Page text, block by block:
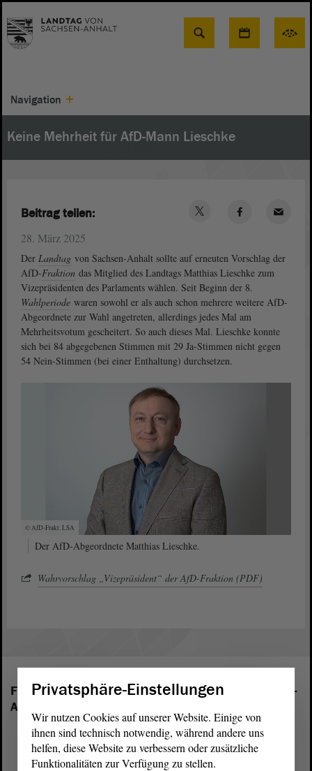
Suche
Navigation
Keine Mehrheit für AfD-Mann Lieschke
28. März 2025
Der Landtag von Sachsen-Anhalt sollte auf erneuten Vorschlag der
AfD-Fraktion das Mitglied des Landtags Matthias Lieschke zum
Vizepräsidenten des Parlaments wählen. Seit Beginn der 8.
Wahlperiode waren sowohl er als auch schon mehrere weitere AfD-
Abgeordnete zur Wahl angetreten, allerdings jedes Mal am
Mehrheitsvotum gescheitert. So auch dieses Mal. Lieschke konnte
sich bei 84 abgegebenen Stimmen mit 29 Ja-Stimmen nicht gegen
54 Nein-Stimmen (bei einer Enthaltung) durchsetzen.
© AfD-Frakt. LSA
Der AfD-Abgeordnete Matthias Lieschke.
Wahrvorschlag „Vizepräsident“ der AfD-Fraktion (PDF)
Beitrag teilen:
Folgende Fraktionen sind im Landtag von Sachsen-
Anhalt vertreten:
Privatsphäre-Einstellungen
Wir nutzen Cookies auf unserer Website. Einige von
ihnen sind technisch notwendig, während andere uns
helfen, diese Website zu verbessern oder zusätzliche
Funktionalitäten zur Verfügung zu stellen.